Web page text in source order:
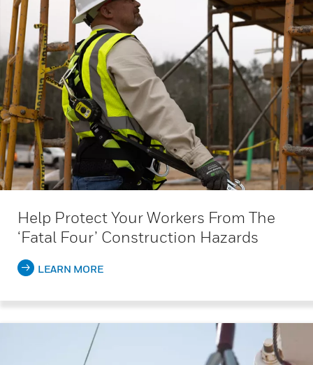
Help Protect Your Workers From The
‘Fatal Four’ Construction Hazards
LEARN MORE